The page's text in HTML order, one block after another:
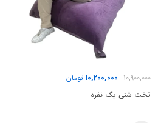
10,900,000
10,200,000 تومان
تخت شنی یک نفره